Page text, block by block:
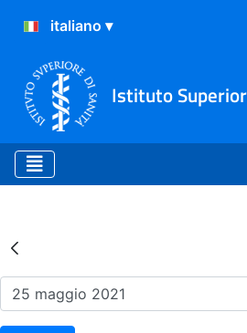
Istituto
Risultati della